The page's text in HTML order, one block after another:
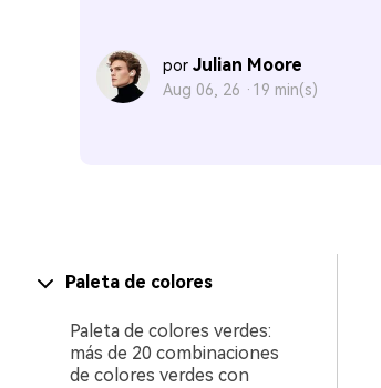
por Julian Moore
Aug 06, 26 · 19 min(s)
Paleta de colores
Paleta de colores verdes:
más de 20 combinaciones
de colores verdes con